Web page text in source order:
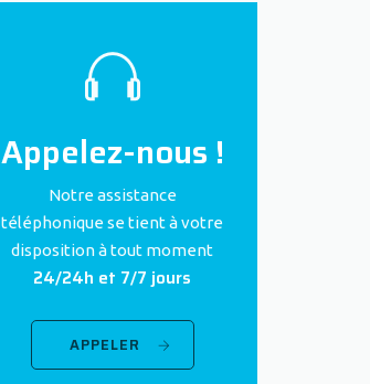
Appelez-nous !
Notre assistance
téléphonique se tient à votre
disposition à tout moment
24/24h et 7/7 jours
APPELER